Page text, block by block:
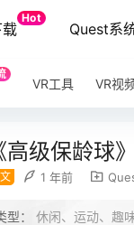
Hot
Quest系
VR工具 VR视
高级保龄球
1 年前
型： 休闲、运动、趣